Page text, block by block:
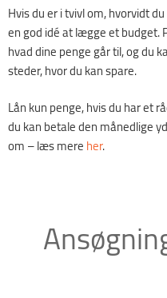
Hvis du er i tvivl om, hvorvidt
en god idé at lægge et budget.
hvad dine penge går til, og du
steder, hvor du kan spare.
Lån kun penge, hvis du har et
du kan betale den månedlige
om – læs mereher.